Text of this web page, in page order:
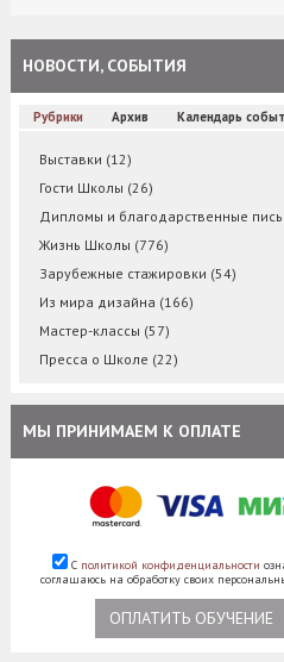
НОВОСТИ, СОБЫТИЯ
Рубрики Архив Календарь
Выставки (12)
Гости Школы (26)
Дипломы и благодарственные
Жизнь Школы (776)
Зарубежные стажировки (54)
Из мира дизайна (166)
Мастер-классы (57)
Пресса о Школе (22)
МЫ ПРИНИМАЕМ К ОПЛАТЕ
С политикой конфиденциальности
соглашаюсь на обработку своих
ОПЛАТИТЬ ОБУЧЕНИЕ